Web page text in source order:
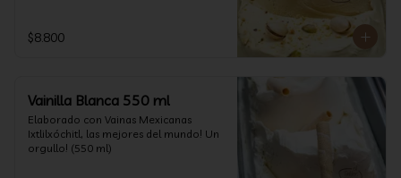
$8.800
Vainilla Blanca 550 ml
Elaborado con Vainas Mexicanas
Ixtlilxóchitl, las mejores del mundo! Un
orgullo! (550 ml)